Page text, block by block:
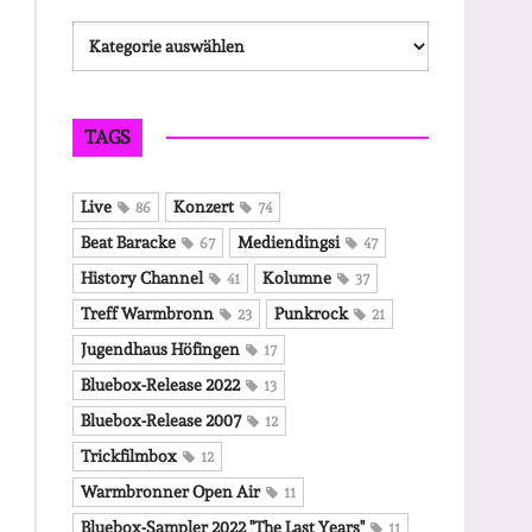
Kategorien
TAGS
Live 86 Konzert 74
Beat Baracke 67 Mediendingsi 47
History Channel 41 Kolumne 37
Treff Warmbronn 23 Punkrock 21
Jugendhaus Höfingen 17
Bluebox-Release 2022 13
Bluebox-Release 2007 12
Trickfilmbox 12
Warmbronner Open Air 11
Bluebox-Sampler 2022 "The Last Years"